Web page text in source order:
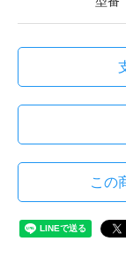
この